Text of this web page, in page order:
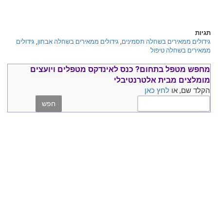
תגיות
גידולים ממאירים בשחלה תסמינים, גידולים ממאירים בשחלה אבחון, גידולים
ממאירים בשחלה טיפול
מחפש מטפל בתחום? כנס לאינדקס מטפלים ויועצים
מומלצים מבית אלטרנטיבלי
הקלד שם, או לחץ כאן